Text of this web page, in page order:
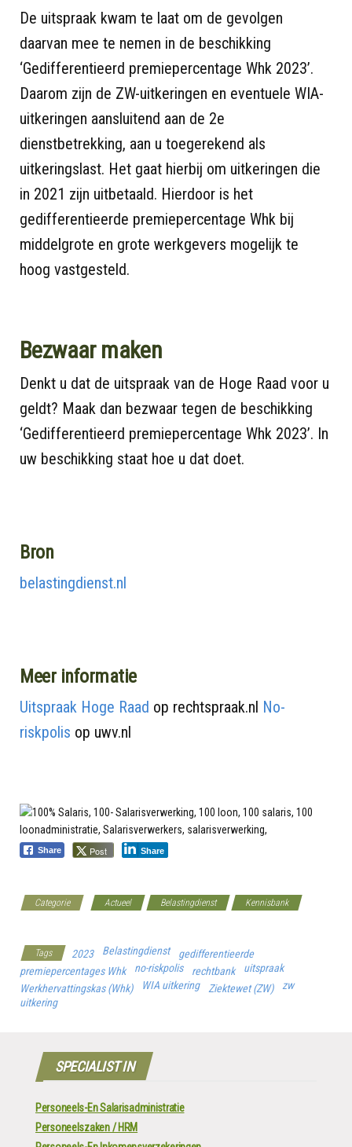
De uitspraak kwam te laat om de gevolgen
daarvan mee te nemen in de beschikking
‘Gedifferentieerd premiepercentage Whk 2023’.
Daarom zijn de ZW-uitkeringen en eventuele WIA-
uitkeringen aansluitend aan de 2e
dienstbetrekking, aan u toegerekend als
uitkeringslast. Het gaat hierbij om uitkeringen die
in 2021 zijn uitbetaald. Hierdoor is het
gedifferentieerde premiepercentage Whk bij
middelgrote en grote werkgevers mogelijk te
hoog vastgesteld.
Bezwaar maken
Denkt u dat de uitspraak van de Hoge Raad voor u
geldt? Maak dan bezwaar tegen de beschikking
‘Gedifferentieerd premiepercentage Whk 2023’. In
uw beschikking staat hoe u dat doet.
Bron
belastingdienst.nl
Meer informatie
Uitspraak Hoge Raad op rechtspraak.nl No-
riskpolis op uwv.nl
Share Post Share
Categorie Actueel Belastingdienst
Kennisbank
Tags 2023 Belastingdienst
gedifferentieerde
premiepercentages Whk
no-riskpolis rechtbank
uitspraak
Werkhervattingskas (Whk)
WIA uitkering Ziektewet (ZW)
zw
uitkering
SPECIALIST IN
Personeels-En Salarisadministratie
Personeelszaken / HRM